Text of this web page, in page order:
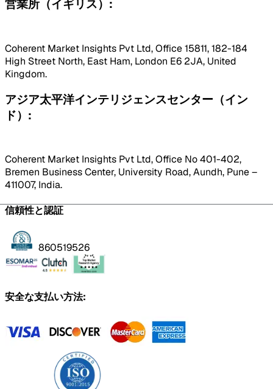
営業所（イギリス）:
Coherent Market Insights Pvt Ltd, Office 15811, 182-184
High Street North, East Ham, London E6 2JA, United
Kingdom.
アジア太平洋インテリジェンスセンター（イン
ド）:
Coherent Market Insights Pvt Ltd, Office No 401-402,
Bremen Business Center, University Road, Aundh, Pune –
411007, India.
信頼性と認証
860519526
安全な支払い方法: